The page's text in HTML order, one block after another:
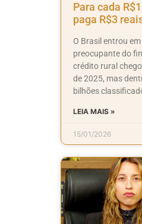
Para cada
paga R$3
O Brasil entrou
preocupante do
crédito rural
de 2025, mas
bilhões
LEIA MAIS »
15/01/2026